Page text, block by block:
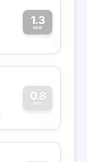
1.3
MW1
0.8
MW
0